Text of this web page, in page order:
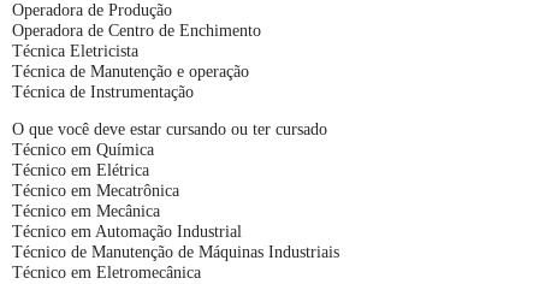
Operadora de Produção
Operadora de Centro de Enchimento
Técnica Eletricista
Técnica de Manutenção e operação
Técnica de Instrumentação
O que você deve estar cursando ou ter cursado
Técnico em Química
Técnico em Elétrica
Técnico em Mecatrônica
Técnico em Mecânica
Técnico em Automação Industrial
Técnico de Manutenção de Máquinas Industriais
Técnico em Eletromecânica